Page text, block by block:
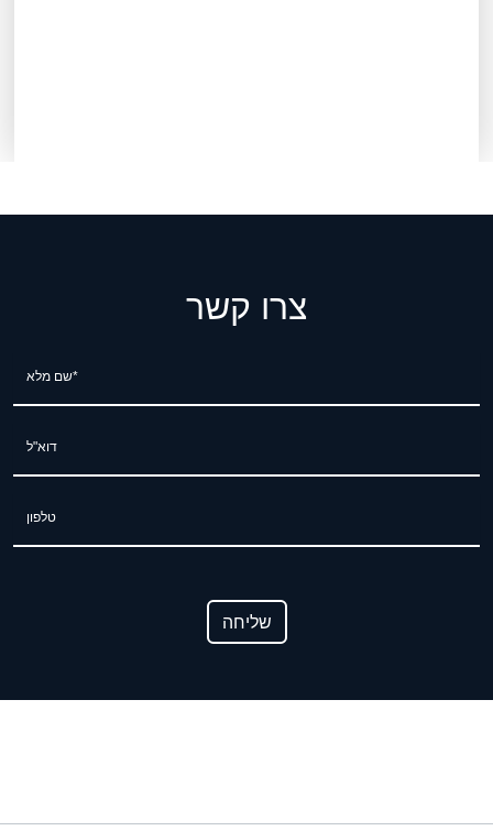
צרו קשר
שליחה